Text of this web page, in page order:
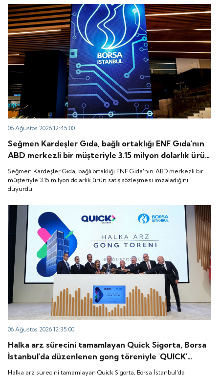
06 Ağustos 2026 12:45:00
Seğmen Kardeşler Gıda, bağlı ortaklığı ENF Gıda'nın
ABD merkezli bir müşteriyle 3.15 milyon dolarlık ürün
satış sözleşmesi imzaladığını duyurdu.
Seğmen Kardeşler Gıda, bağlı ortaklığı ENF Gıda'nın ABD merkezli bir
müşteriyle 3.15 milyon dolarlık ürün satış sözleşmesi imzaladığını
duyurdu.
06 Ağustos 2026 12:35:00
Halka arz sürecini tamamlayan Quick Sigorta, Borsa
İstanbul'da düzenlenen gong töreniyle 'QUICK'
koduyla işlem görmeye başladı.
Halka arz sürecini tamamlayan Quick Sigorta, Borsa İstanbul'da